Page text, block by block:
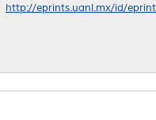
http://eprints.uanl.mx/id/